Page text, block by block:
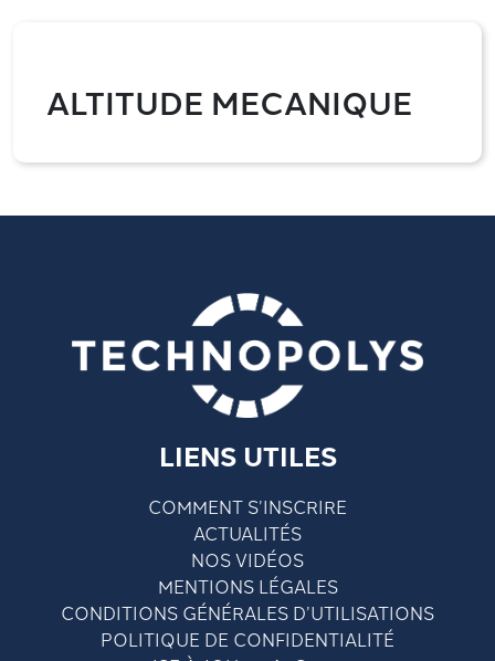
ALTITUDE MECANIQUE
LIENS UTILES
COMMENT S’INSCRIRE
ACTUALITÉS
NOS VIDÉOS
MENTIONS LÉGALES
CONDITIONS GÉNÉRALES D’UTILISATIONS
POLITIQUE DE CONFIDENTIALITÉ